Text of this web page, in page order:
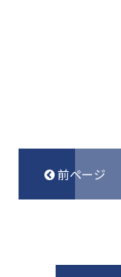
前ページ